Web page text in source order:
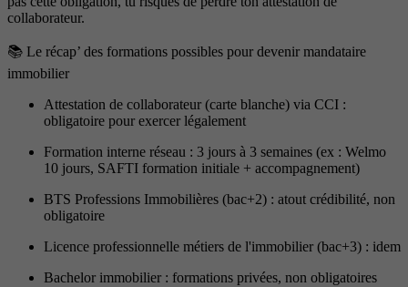
collaborateur.
📚 Le récap’ des formations possibles pour devenir mandataire
immobilier
Attestation de collaborateur (carte blanche) via CCI :
obligatoire pour exercer légalement
Formation interne réseau : 3 jours à 3 semaines (ex : Welmo
10 jours, SAFTI formation initiale + accompagnement)
BTS Professions Immobilières (bac+2) : atout crédibilité, non
obligatoire
Licence professionnelle métiers de l'immobilier (bac+3) : idem
Bachelor immobilier : formations privées, non obligatoires